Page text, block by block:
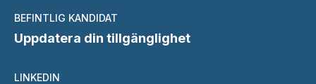
BEFINTLIG KANDIDAT
Uppdatera din tillgänglighet
LINKEDIN